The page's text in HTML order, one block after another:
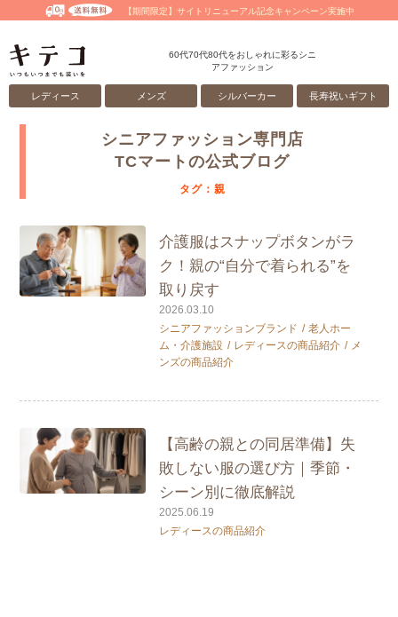
【期間限定】サイトリニューアル記念キャンペーン実施中
60代70代80代をおしゃれに彩るシニ
アファッション
レディース メンズ シルバーカー 長寿祝いギフト
シニアファッション専門店
TCマートの公式ブログ
タグ：親
介護服はスナップボタンがラ
ク！親の“自分で着られる”を
取り戻す
2026.03.10
シニアファッションブランド
老人ホー
ム・介護施設
レディースの商品紹介
メ
ンズの商品紹介
【高齢の親との同居準備】失
敗しない服の選び方｜季節・
シーン別に徹底解説
2025.06.19
レディースの商品紹介